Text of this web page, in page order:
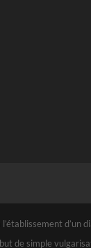
d’un
de simple